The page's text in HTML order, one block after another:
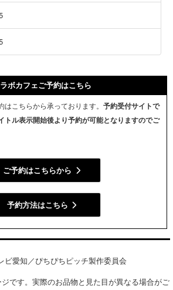
ボカフェご予約はこちら
こちらから承っております。 予約受付サイトで
トル表示開始後より予約が可能となりますのでご
ご予約はこちらから
予約方法はこちら
愛知／ぴちぴちピッチ製作委員会
です。実際のお品物と見た目が異なる場合がご